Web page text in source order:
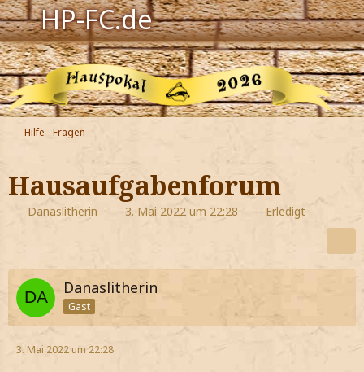
HP-FC.de
Navigation
Harry Potter
Der HP-FC
Hogwarts
Zauberwelt
Jetzt Fanclub-Mitglied werden!
Hilfe - Fragen
Hausaufgabenforum
Danaslitherin 3. Mai 2022 um 22:28 Erledigt
Danaslitherin
Gast
3. Mai 2022 um 22:28